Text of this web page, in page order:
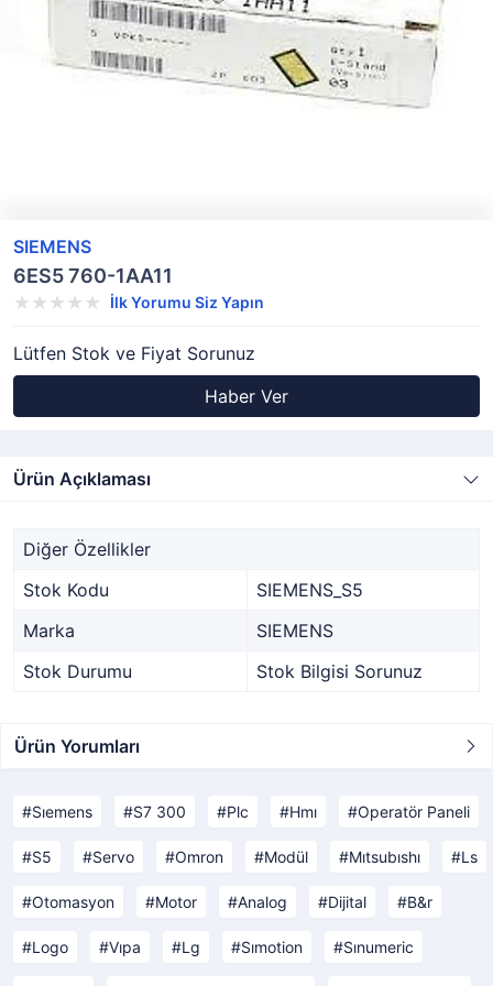
SIEMENS
6ES5 760-1AA11
İlk Yorumu Siz Yapın
Lütfen Stok ve Fiyat Sorunuz
Haber Ver
Ürün Açıklaması
Diğer Özellikler
Stok Kodu
SIEMENS_S5
Marka
SIEMENS
Stok Durumu
Stok Bilgisi Sorunuz
Ürün Yorumları
Sıemens S7 300 Plc Hmı Operatör Paneli
S5 Servo Omron Modül Mıtsubıshı Ls
Otomasyon Motor Analog Dijital B&r
Logo Vıpa Lg Sımotion Sınumeric